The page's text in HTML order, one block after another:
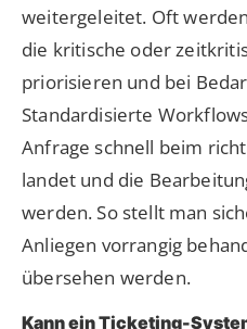
weitergeleitet. Oft
die kritische oder
priorisieren und bei
Standardisierte
Anfrage schnell beim
landet und die
werden. So stellt man
Anliegen vorrangig
übersehen werden.
Kann ein Ticketing-